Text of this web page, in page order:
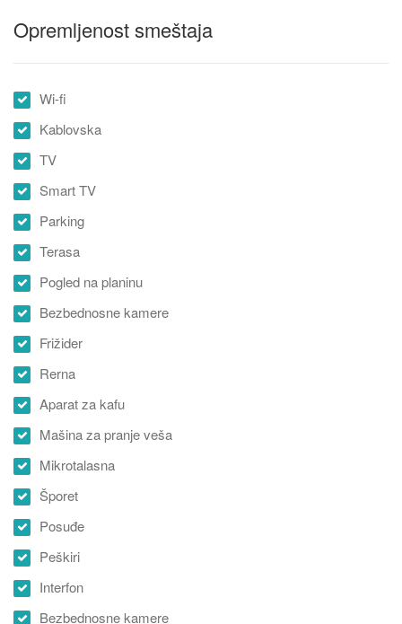
Opremljenost smeštaja
Wi-fi
Kablovska
TV
Smart TV
Parking
Terasa
Pogled na planinu
Bezbednosne kamere
Frižider
Rerna
Aparat za kafu
Mašina za pranje veša
Mikrotalasna
Šporet
Posuđe
Peškiri
Interfon
Bezbednosne kamere